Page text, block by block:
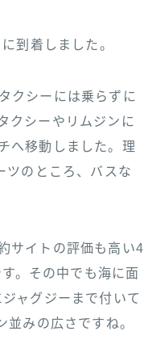
到着しました。
クシーには乗らずに
クシーやリムジンに
へ移動しました。理
ツのところ、バスな
サイトの評価も高い4
。その中でも海に面
ャグジーまで付いて
みの広さですね。